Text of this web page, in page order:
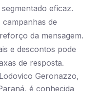
eficaz.
de
da mensagem.
e descontos pode
de resposta.
Geronazzo,
é conhecida